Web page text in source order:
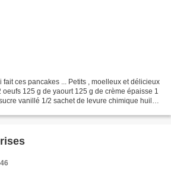
fait ces pancakes ... Petits , moelleux et délicieux
oeufs 125 g de yaourt 125 g de crème épaisse 1
vanillé 1/2 sachet de levure chimique huile